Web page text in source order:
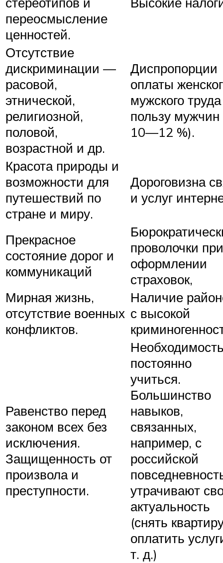
переосмысление
ценностей.
Отсутствие
дискриминации —
расовой,
этнической,
религиозной,
половой,
возрастной и др.
Диспропорции
оплаты
мужского
пользу мужчин
10—12 %).
Красота природы и
возможности для
путешествий по
стране и миру.
Дороговизна
и услуг
Прекрасное
состояние дорог и
коммуникаций
проволочки при
оформлении
страховок,
Мирная жизнь,
отсутствие военных
конфликтов.
Наличие
с высокой
Равенство перед
законом всех без
исключения.
Защищенность от
произвола и
преступности.
постоянно
учиться.
Большинство
навыков,
связанных,
например, с
российской
утрачивают
актуальность
(снять
оплатить
т. д.)